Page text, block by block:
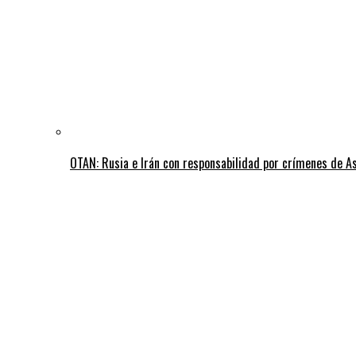
OTAN: Rusia e Irán con responsabilidad por crímenes de